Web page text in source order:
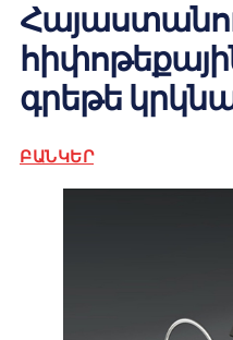
գրեթե
ԲԱՆԿԵՐ